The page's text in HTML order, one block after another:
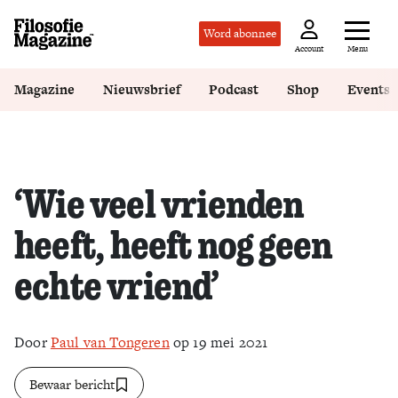
Word abonnee
Account Menu
Magazine Nieuwsbrief Podcast Shop Events
‘Wie veel vrienden
heeft, heeft nog geen
echte vriend’
DoorPaul van Tongerenop 19 mei 2021
Bewaar bericht